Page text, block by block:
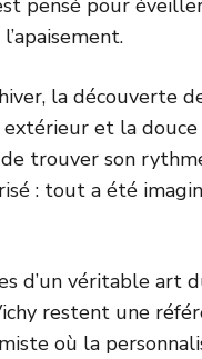
pensé pour
la découverte
et la
trouver son
: tout a été
d’un véritable art
restent une
où la